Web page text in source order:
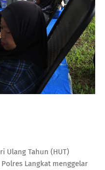
Ulang Tahun (HUT)
Langkat menggelar